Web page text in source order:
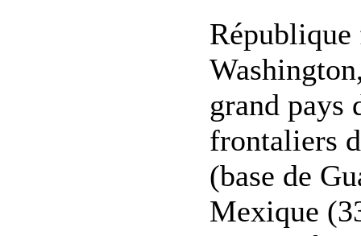
République
grand pays
frontaliers
(base de
Mexique